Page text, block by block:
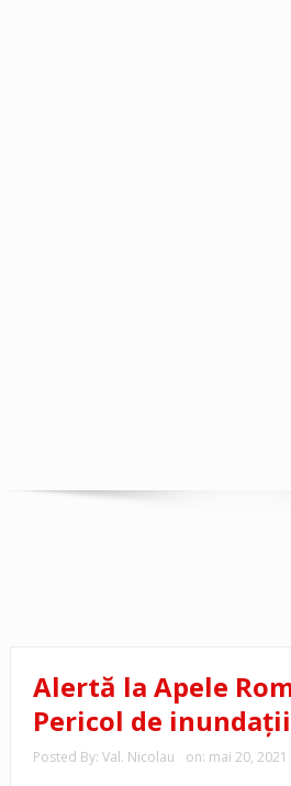
Alertă la Apele
Pericol de inundații
Posted By: Val. Nicolau on: mai 20, 2021